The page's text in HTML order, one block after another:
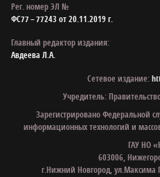
Рег. номер ЭЛ №
ФС77 – 77243 от 20.11.2019 г.
Главный редактор издания:
Авдеева Л.А.
Сетевое издание:
Учредитель:
Зарегистрировано Федеральной
информационных технологий и
ГАУ НО
603006,
г.Нижний Новгород, ул.Максима